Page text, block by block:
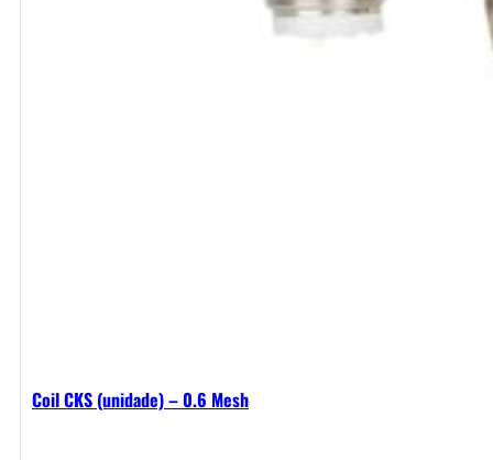
Coil CKS (unidade) – 0.6 Mesh